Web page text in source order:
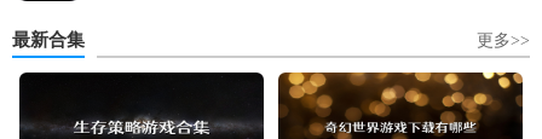
最新合集 更多>>